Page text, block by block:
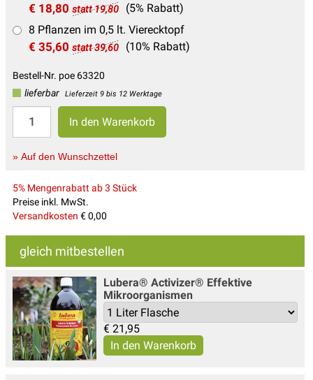
€ 18,80 statt 19,80
(5% Rabatt)
8 Pflanzen im 0,5 lt. Vierecktopf
€ 35,60 statt 39,60 (10% Rabatt)
Bestell-Nr. poe 63320
lieferbar
Lieferzeit 9 bis 12 Werktage
» Auf den Wunschzettel
5% Mengenrabatt ab 3 Stück
Preise inkl. MwSt.
Versandkosten € 0,00
gleich mitbestellen
Lubera® Activizer® Effektive
Mikroorganismen
€ 21,95